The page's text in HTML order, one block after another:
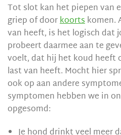
Tot slot kan het piepen van
griep of doorkoortskomen.
van heeft, is het logisch dat
probeert daarmee aan te
voelt, dat hij het koud heeft
last van heeft. Mocht hier
ook op aan andere
symptomen hebben we in
opgesomd: